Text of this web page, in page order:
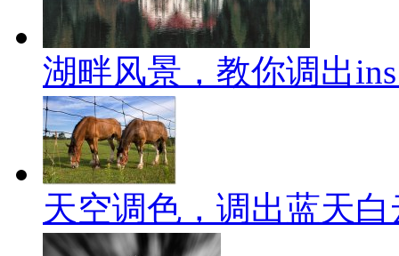
湖畔风景，教你调出
天空调色，调出蓝天